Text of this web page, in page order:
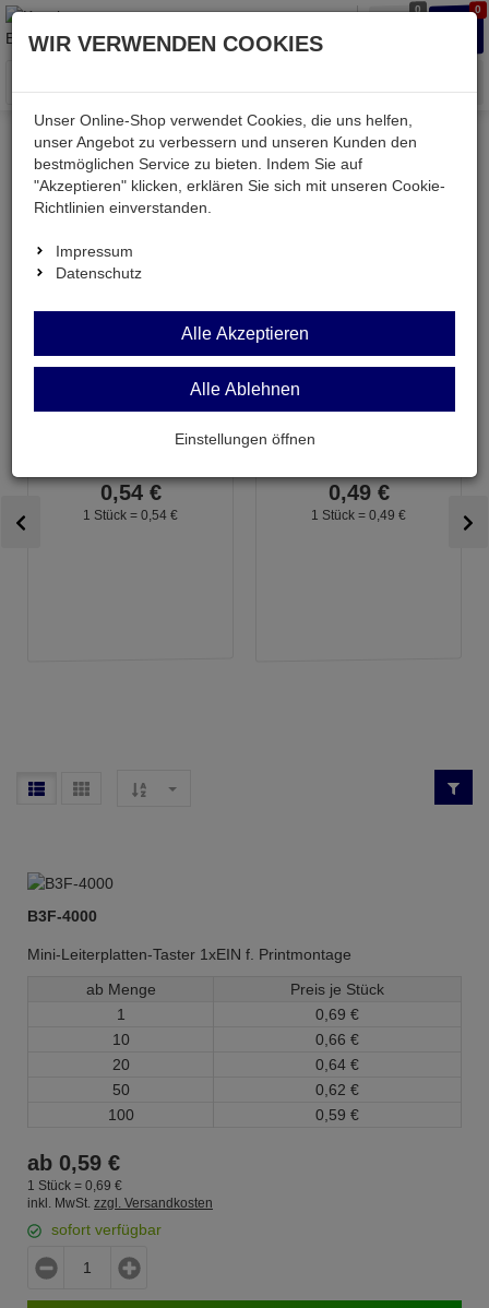
0 0
Menü
Kessler electronic mechanisch
Schalter & Taster
Mini-Leiterplatten-Taster
Mini-Leiterplatten-Taster
Topseller in dieser Kategorie
0,54 €
1 Stück = 0, 54 €
0,49 €
1 Stück = 0, 49 €
B3F-4000
Mini-Leiterplatten-Taster 1xEIN f. Printmontage
ab Menge
Preis je Stück
1
0, 69 €
10
0, 66 €
20
0, 64 €
50
0, 62 €
100
0, 59 €
ab 0,59 €
1 Stück = 0, 69 €
inkl. MwSt. zzgl. Versandkosten
sofort verfügbar
WIR VERWENDEN COOKIES
Unser Online-Shop verwendet Cookies, die uns helfen,
unser Angebot zu verbessern und unseren Kunden den
bestmöglichen Service zu bieten. Indem Sie auf
"Akzeptieren" klicken, erklären Sie sich mit unseren Cookie-
Richtlinien einverstanden.
Impressum
Datenschutz
Alle Akzeptieren
Alle Ablehnen
Einstellungen öffnen